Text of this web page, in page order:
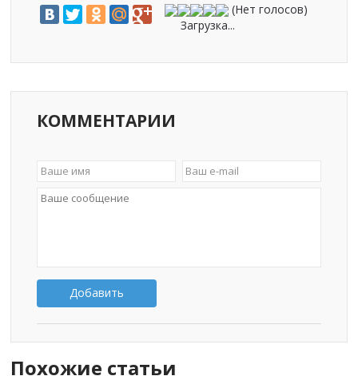
(Нет голосов)
Загрузка...
КОММЕНТАРИИ
Добавить
Похожие статьи